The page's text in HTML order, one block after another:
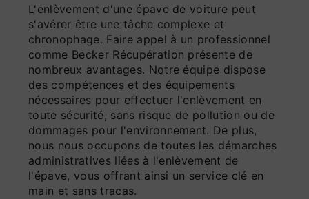
L'enlèvement d'une épave de voiture peut
s'avérer être une tâche complexe et
chronophage. Faire appel à un professionnel
comme Becker Récupération présente de
nombreux avantages. Notre équipe dispose
des compétences et des équipements
nécessaires pour effectuer l'enlèvement en
toute sécurité, sans risque de pollution ou de
dommages pour l'environnement. De plus,
nous nous occupons de toutes les démarches
administratives liées à l'enlèvement de
l'épave, vous offrant ainsi un service clé en
main et sans tracas.